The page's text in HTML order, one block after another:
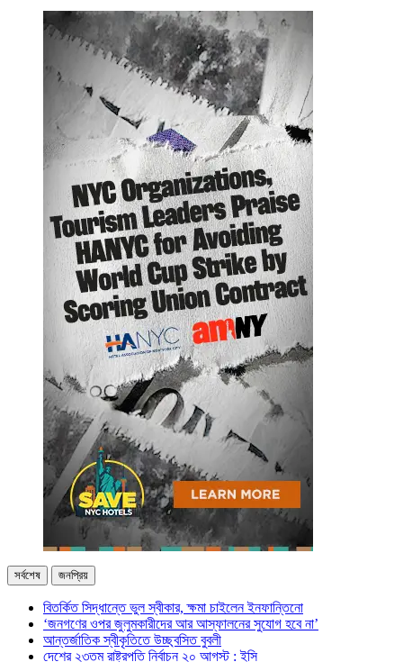
সর্বশেষ জনপ্রিয়
বিতর্কিত সিদ্ধান্তে ভুল স্বীকার, ক্ষমা চাইলেন ইনফান্তিনো
‘জনগণের ওপর জুলুমকারীদের আর আস্ফালনের সুযোগ হবে না’
আন্তর্জাতিক স্বীকৃতিতে উচ্ছ্বসিত বুবলী
দেশের ২৩তম রাষ্ট্রপতি নির্বাচন ২০ আগস্ট : ইসি